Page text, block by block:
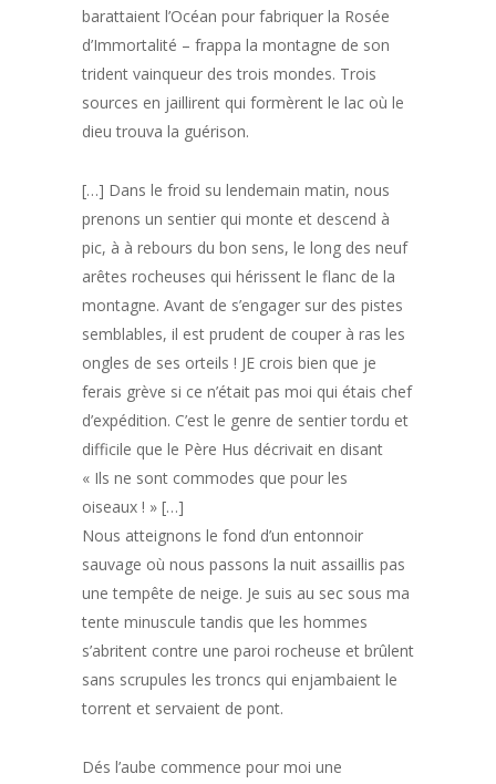
barattaient l’Océan pour fabriquer la Rosée
d’Immortalité – frappa la montagne de son
trident vainqueur des trois mondes. Trois
sources en jaillirent qui formèrent le lac où le
dieu trouva la guérison.
[…] Dans le froid su lendemain matin, nous
prenons un sentier qui monte et descend à
pic, à à rebours du bon sens, le long des neuf
arêtes rocheuses qui hérissent le flanc de la
montagne. Avant de s’engager sur des pistes
semblables, il est prudent de couper à ras les
ongles de ses orteils ! JE crois bien que je
ferais grève si ce n’était pas moi qui étais chef
d’expédition. C’est le genre de sentier tordu et
difficile que le Père Hus décrivait en disant
« Ils ne sont commodes que pour les
oiseaux ! » […]
Nous atteignons le fond d’un entonnoir
sauvage où nous passons la nuit assaillis pas
une tempête de neige. Je suis au sec sous ma
tente minuscule tandis que les hommes
s’abritent contre une paroi rocheuse et brûlent
sans scrupules les troncs qui enjambaient le
torrent et servaient de pont.
Dés l’aube commence pour moi une